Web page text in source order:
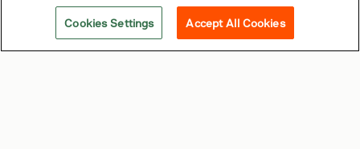
Cookies Settings Accept All Cookies